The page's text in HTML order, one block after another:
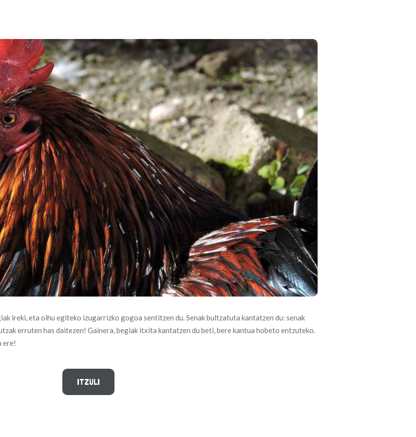
ireki, eta oihu egiteko izugarrizko gogoa sentitzen du. Senak bultzatuta kantatzen du: senak
erruten has daitezen! Gainera, begiak itxita kantatzen du beti, bere kantua hobeto entzuteko.
ere!
ITZULI